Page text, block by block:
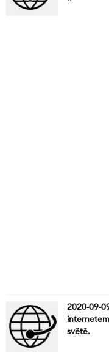
2020-09-
světě.